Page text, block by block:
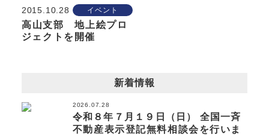
2015.10.28 イベント
高山支部 地上絵プロ
ジェクトを開催
新着情報
2026.07.28
令和８年７月１９日（日） 全国一斉
不動産表示登記無料相談会を行いま